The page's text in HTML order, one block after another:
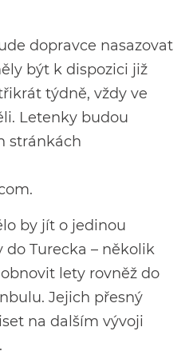
dopravce nasazovat
být k dispozici již
týdně, vždy ve
Letenky budou
stránkách
.
by jít o jedinou
Turecka – několik
lety rovněž do
Jejich přesný
na dalším vývoji